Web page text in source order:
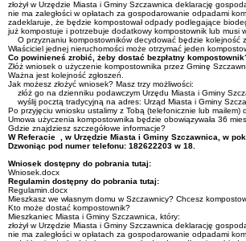
złożył w Urzędzie Miasta i Gminy Szczawnica deklarację
nie ma zaległości w opłatach za gospodarowanie odpadami
zadeklaruje, że będzie kompostował odpady podlegające
już kompostuje i potrzebuje dodatkowy kompostownik lub musi
O przyznaniu kompostowników decydować będzie kolejność
Właściciel jednej nieruchomości może otrzymać jeden
Co powinieneś zrobić, żeby dostać bezpłatny
Złóż wniosek o użyczenie kompostownika przez Gminę
Ważna jest kolejność zgłoszeń.
Jak możesz złożyć wniosek? Masz trzy możliwości:
złóż go na dzienniku podawczym Urzędu Miasta i Gminy
wyślij pocztą tradycyjną na adres: Urząd Miasta i Gminy
Po przyjęciu wniosku ustalimy z Tobą (telefonicznie lub
Umowa użyczenia kompostownika będzie obowiązywała 36
Gdzie znajdziesz szczegółowe informacje?
W Referacie , w Urzędzie Miasta i Gminy Szczawnica, w
Dzwoniąc pod numer telefonu: 182622203 w 18.
Wniosek dostępny do pobrania tutaj:
Wniosek.docx
Regulamin dostępny do pobrania tutaj:
Regulamin.docx
Mieszkasz we własnym domu w Szczawnicy? Chcesz
Kto może dostać kompostownik?
Mieszkaniec Miasta i Gminy Szczawnica, który:
złożył w Urzędzie Miasta i Gminy Szczawnica deklarację
nie ma zaległości w opłatach za gospodarowanie odpadami